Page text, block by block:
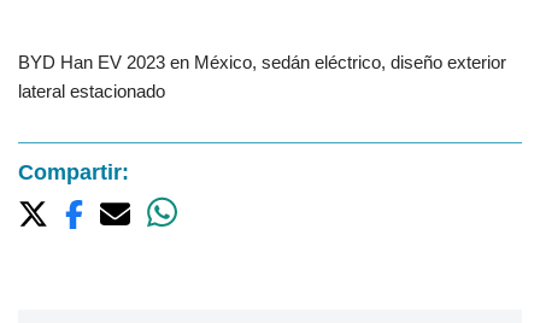
BYD Han EV 2023 en México, sedán eléctrico, diseño exterior
lateral estacionado
Compartir: